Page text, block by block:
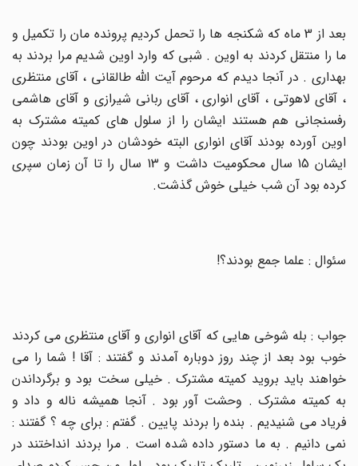
بعد از 3 ماه که شکنجه ها را تحمل کردیم پرونده مان را تکمیل و
ما را منتقل کردند به اوین . شبی که وارد اوین شدیم مرا بردند به
بهداری . در آنجا دیدم که مرحوم آیت الله طالقانی ، آقای منتظری
، آقای لاهوتی ، آقای انواری ، آقای ربانی شیرازی و آقای هاشمی
رفسنجانی هم هستند ایشان را از سلول های کمیته مشترک به
اوین آورده بودند آقای انواری البته خودشان در اوین بودند چون
ایشان 15 سال محکومیت داشت و 13 سال را تا آن زمان سپری
کرده بود آن شب خیلی خوش گذشت.
سئوال : علما جمع بودند؟!
جواب : بله شوخی هایی که آقای انواری و آقای منتظری می کردند
خوب بود بعد از چند روز دوباره آمدند و گفتند : آقا ! شما را می
خواهند باید بروید کمیته مشترک . خیلی سخت بود و برگرداندن
به کمیته مشترک . وحشت آور بود . آنجا همیشه ناله و داد و
فریاد می شنیدیم . بنده را بردند پایین . گفتم : برای چه ؟ گفتند :
نمی دانیم . به ما دستور داده شده است . مرا بردند انداختند در